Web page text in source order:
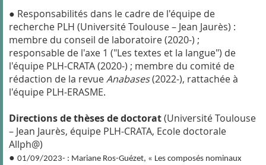
● Responsabilités dans le cadre de l'équipe de
recherche PLH (Université Toulouse – Jean Jaurès) :
membre du conseil de laboratoire (2020-) ;
responsable de l'axe 1 ("Les textes et la langue") de
l'équipe PLH-CRATA (2020-) ; membre du comité de
rédaction de la revueAnabases(2022-), rattachée à
l'équipe PLH-ERASME.
Directions de thèses de doctorat(Université Toulouse
– Jean Jaurès, équipe PLH-CRATA, Ecole doctorale
Allph@)
● 01/09/2023- : Mariane Ros-Guézet, « Les composés nominaux